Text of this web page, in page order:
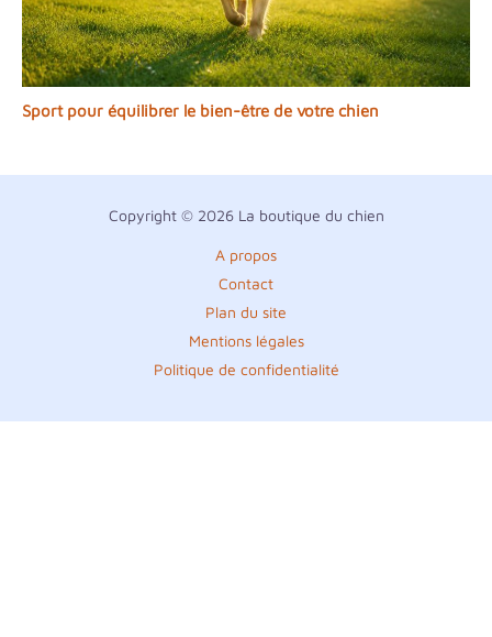
Sport pour équilibrer le bien-être de votre chien
Copyright © 2026 La boutique du chien
A propos
Contact
Plan du site
Mentions légales
Politique de confidentialité